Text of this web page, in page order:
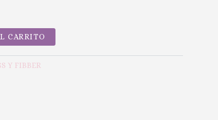
CARRITO
Y FIBBER